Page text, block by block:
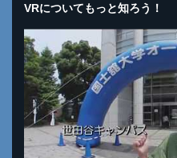
VRについてもっと知ろう！